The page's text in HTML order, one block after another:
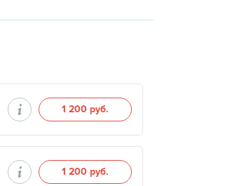
1 200 руб.
1 200 руб.